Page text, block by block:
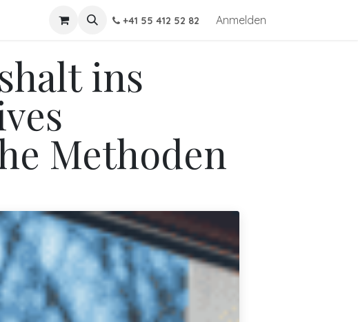
+41 55 412 52 82 Anmelden
ins
Methoden